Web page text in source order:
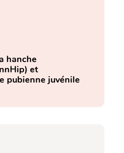
hanche
et
pubienne juvénile